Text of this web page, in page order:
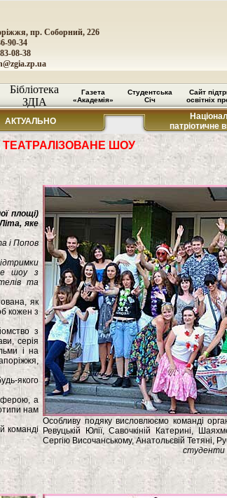
пр. Соборний, 226
90-34
08-38
Бібліотека
ЗДІА
Газета
«Академія»
Студентська
Січ
Сайт
освітніх
АКТУАЛЬНО
патріотичне
ШОУ
площі)
яке
і Попов
шоу з
та
як
кожен з
з
серія
і на
якого
а
нам
команді
Особливу подяку висловлюємо команді
Ревуцькій Юлії, Савочкіній Катерині,
Сергію Височанському, Анатольєвій Тетяні,
студенти